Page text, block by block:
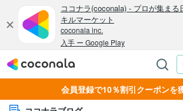
会員登録で10％割引クーポンを